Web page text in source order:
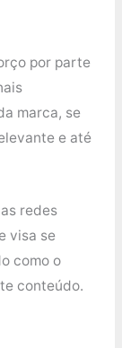
por parte
marca, se
e até
redes
visa se
como o
conteúdo.